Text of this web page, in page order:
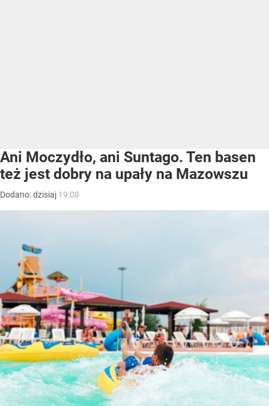
Ani Moczydło, ani Suntago. Ten basen
też jest dobry na upały na Mazowszu
Dodano:dzisiaj 19:08